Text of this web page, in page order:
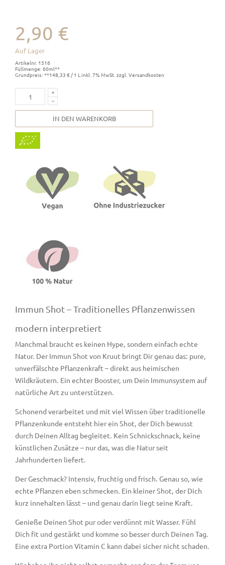
2,90 €
Auf Lager
Artikelnr. 1516
Füllmenge: 60ml**
Grundpreis: **148,33 € / 1 L inkl. 7% MwSt. zzgl. Versandkosten
IN DEN WARENKORB
Immun Shot – Traditionelles Pflanzenwissen
modern interpretiert
Manchmal braucht es keinen Hype, sondern einfach echte
Natur. Der Immun Shot von Kruut bringt Dir genau das: pure,
unverfälschte Pflanzenkraft – direkt aus heimischen
Wildkräutern. Ein echter Booster, um Dein Immunsystem auf
natürliche Art zu unterstützen.
Schonend verarbeitet und mit viel Wissen über traditionelle
Pflanzenkunde entsteht hier ein Shot, der Dich bewusst
durch Deinen Alltag begleitet. Kein Schnickschnack, keine
künstlichen Zusätze – nur das, was die Natur seit
Jahrhunderten liefert.
Der Geschmack? Intensiv, fruchtig und frisch. Genau so, wie
echte Pflanzen eben schmecken. Ein kleiner Shot, der Dich
kurz innehalten lässt – und genau darin liegt seine Kraft.
Genieße Deinen Shot pur oder verdünnt mit Wasser. Fühl
Dich fit und gestärkt und komme so besser durch Deinen Tag.
Eine extra Portion Vitamin C kann dabei sicher nicht schaden.